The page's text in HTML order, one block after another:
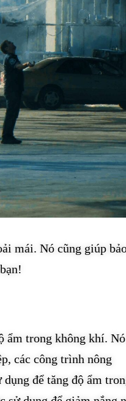
mái. Nó cũng giúp
ẩm trong không khí.
các công trình nông
để tăng độ ẩm